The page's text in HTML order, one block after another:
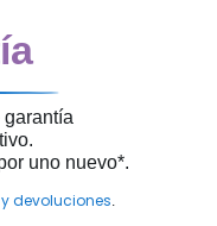
garantía
uno nuevo*.
devoluciones